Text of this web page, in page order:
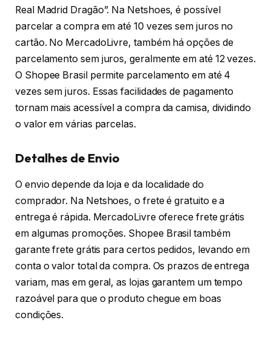
Real Madrid Dragão”. Na Netshoes, é possível
parcelar a compra em até 10 vezes sem juros no
cartão. No MercadoLivre, também há opções de
parcelamento sem juros, geralmente em até 12 vezes.
O Shopee Brasil permite parcelamento em até 4
vezes sem juros. Essas facilidades de pagamento
tornam mais acessível a compra da camisa, dividindo
o valor em várias parcelas.
Detalhes de Envio
O envio depende da loja e da localidade do
comprador. Na Netshoes, o frete é gratuito e a
entrega é rápida. MercadoLivre oferece frete grátis
em algumas promoções. Shopee Brasil também
garante frete grátis para certos pedidos, levando em
conta o valor total da compra. Os prazos de entrega
variam, mas em geral, as lojas garantem um tempo
razoável para que o produto chegue em boas
condições.